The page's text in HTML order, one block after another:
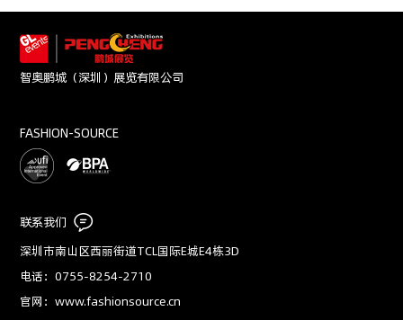
智奥鹏城（深圳）展览有限公司
FASHION-SOURCE
联系我们
深圳市南山区西丽街道TCL国际E城E4栋3D
电话：0755-8254-2710
官网：www.fashionsource.cn